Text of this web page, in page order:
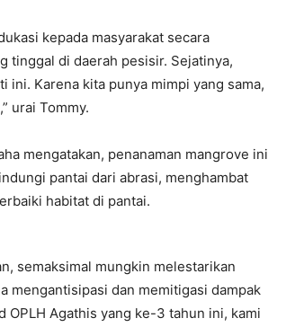
kepada masyarakat secara
tinggal di daerah pesisir. Sejatinya,
Karena kita punya mimpi yang sama,
urai Tommy.
mengatakan, penanaman mangrove ini
pantai dari abrasi, menghambat
habitat di pantai.
semaksimal mungkin melestarikan
mengantisipasi dan memitigasi dampak
OPLH Agathis yang ke-3 tahun ini, kami